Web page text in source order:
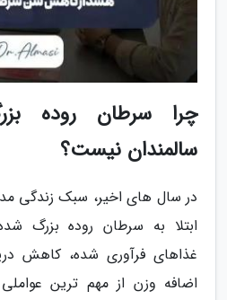
چرا سرطان روده
سالمندان نیست؟
در سال های اخیر، سبک زندگی
ابتلا به سرطان روده بزرگ
غذاهای فرآوری شده، کاهش
اضافه وزن از مهم ترین